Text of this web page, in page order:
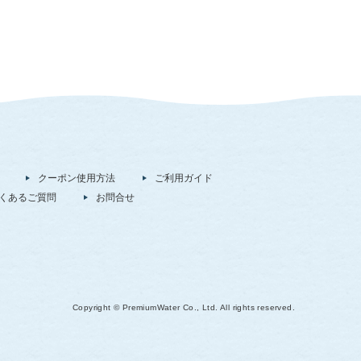
クーポン使用方法
ご利用ガイド
あるご質問 お問合せ
Copyright © PremiumWater Co., Ltd. All rights reserved.